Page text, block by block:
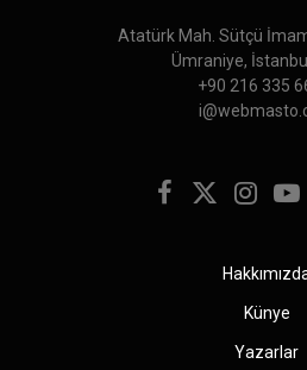
Atatürk Mah. Sütçü
Ümraniye,
+90 216 335
Facebook
X
Künye
Yazarlar